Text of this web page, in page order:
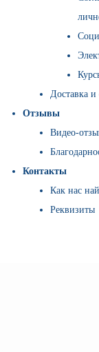
Доставка и
Отзывы
Видео-
Контакты
Как нас
Реквизиты